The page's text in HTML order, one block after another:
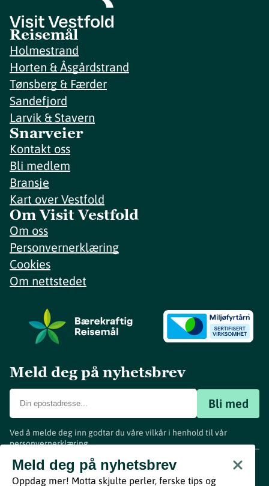
Reisemål
Holmestrand
Horten & Åsgårdstrand
Tønsberg & Færder
Sandefjord
Larvik & Stavern
Snarveier
Kontakt oss
Bli medlem
Bransje
Kart over Vestfold
Om Visit Vestfold
Om oss
Personvernerklæring
Cookies
Om nettstedet
Meld deg på nyhetsbrev
Bli med
Ved å melde deg inn godtar du våre vilkår i henhold til vår
personvernerklæring.
Meld deg på nyhetsbrev
Oppdag mer! Motta skjulte perler, ferske tips og
www.visitvestfold.com
Turistinformasjon